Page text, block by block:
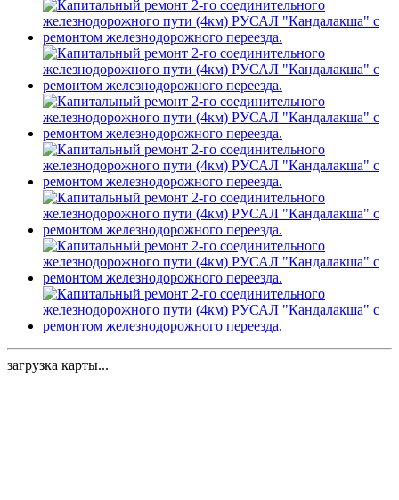
загрузка карты...